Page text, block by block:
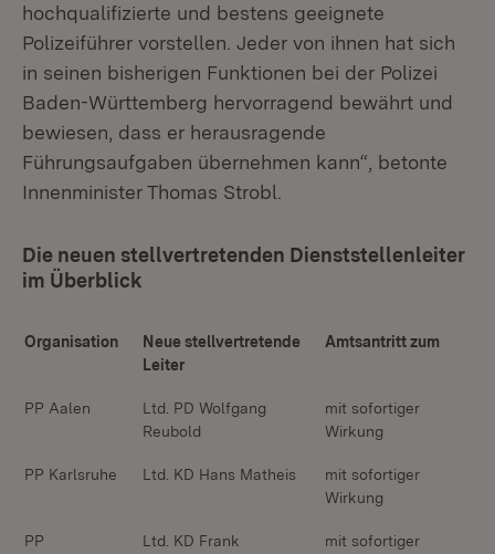
hochqualifizierte und bestens geeignete
Polizeiführer vorstellen. Jeder von ihnen hat sich
in seinen bisherigen Funktionen bei der Polizei
Baden-Württemberg hervorragend bewährt und
bewiesen, dass er herausragende
Führungsaufgaben übernehmen kann“, betonte
Innenminister Thomas Strobl.
Die neuen stellvertretenden Dienststellenleiter
im Überblick
Organisation
Neue stellvertretende
Leiter
Amtsantritt zum
PP Aalen
Ltd. PD Wolfgang
Reubold
mit sofortiger
Wirkung
PP Karlsruhe Ltd. KD Hans Matheis
mit sofortiger
Wirkung
PP
Ltd. KD Frank
mit sofortiger